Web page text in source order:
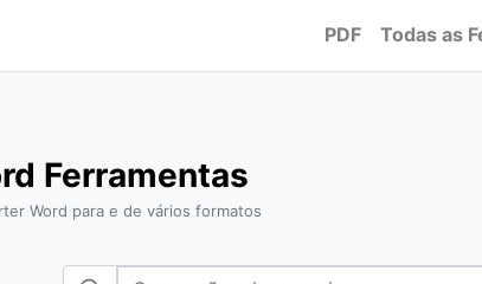
PDF Todas as
Ferramentas
Word para e de vários formatos